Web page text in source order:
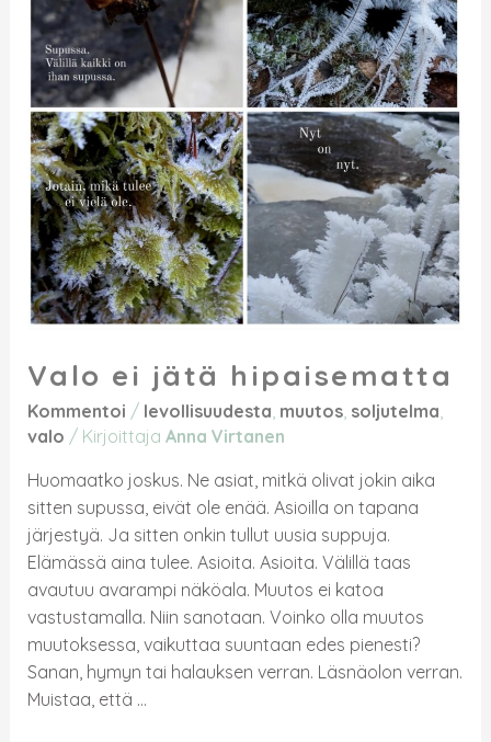
Valo ei jätä hipaisematta
Kommentoi / levollisuudesta muutos, soljutelma
valo / Kirjoittaja Anna Virtanen
Huomaatko joskus. Ne asiat, mitkä olivat jokin aika
sitten supussa, eivät ole enää. Asioilla on tapana
järjestyä. Ja sitten onkin tullut uusia suppuja.
Elämässä aina tulee. Asioita. Asioita. Välillä taas
avautuu avarampi näköala. Muutos ei katoa
vastustamalla. Niin sanotaan. Voinko olla muutos
muutoksessa, vaikuttaa suuntaan edes pienesti?
Sanan, hymyn tai halauksen verran. Läsnäolon verran.
Muistaa, että …